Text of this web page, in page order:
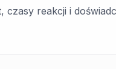
czasy reakcji i